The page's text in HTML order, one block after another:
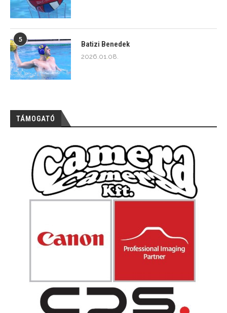
5
Batizi Benedek
2026.01.08.
TÁMOGATÓ